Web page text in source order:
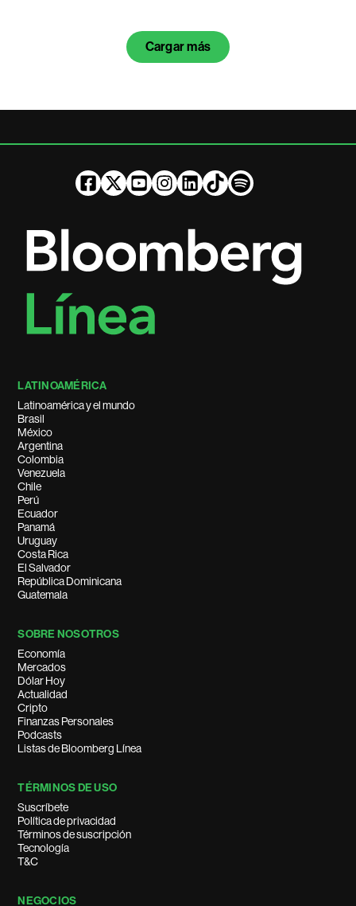
Cargar más
LATINOAMÉRICA
Latinoamérica y el mundo
Brasil
México
Argentina
Colombia
Venezuela
Chile
Perú
Ecuador
Panamá
Uruguay
Costa Rica
El Salvador
República Dominicana
Guatemala
SOBRE NOSOTROS
Economía
Mercados
Dólar Hoy
Actualidad
Cripto
Finanzas Personales
Podcasts
Listas de Bloomberg Línea
TÉRMINOS DE USO
Suscríbete
Política de privacidad
Términos de suscripción
Tecnología
T&C
NEGOCIOS